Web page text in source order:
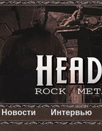
Новости Интервью